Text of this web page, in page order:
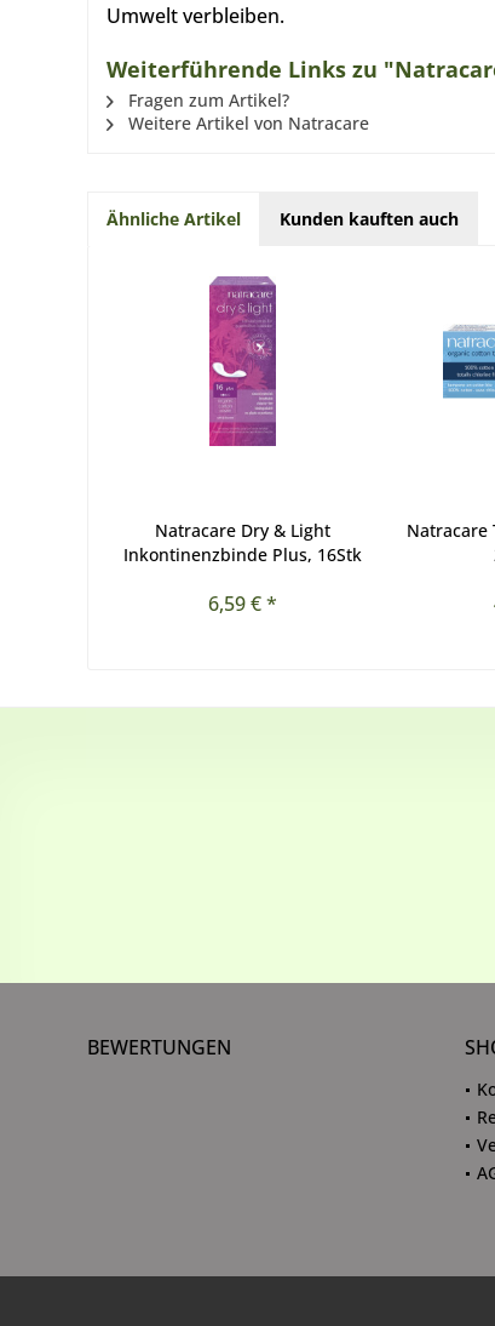
Umwelt verbleiben.
Weiterführende Links zu
Fragen zum Artikel?
Weitere Artikel von Natracare
Ähnliche Artikel Kunden kauften auch
Natracare Dry & Light
Inkontinenzbinde Plus, 16Stk
6,59 € *
Natracare
BEWERTUNGEN